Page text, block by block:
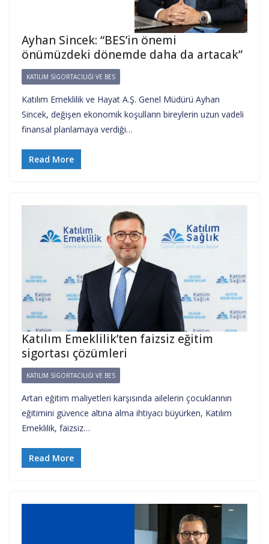
Ayhan Sincek: “BES’in önemi
önümüzdeki dönemde daha da artacak”
KATILIM SIGORTACILIĞI VE BES
Katılım Emeklilik ve Hayat A.Ş. Genel Müdürü Ayhan
Sincek, değişen ekonomik koşulların bireylerin uzun vadeli
finansal planlamaya verdiği…
Read More
Katılım Emeklilik’ten faizsiz eğitim
sigortası çözümleri
KATILIM SIGORTACILIĞI VE BES
Artan eğitim maliyetleri karşısında ailelerin çocuklarının
eğitimini güvence altına alma ihtiyacı büyürken, Katılım
Emeklilik, faizsiz…
Read More